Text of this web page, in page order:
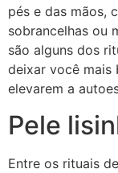
pés e das mãos,
sobrancelhas ou
são alguns dos
deixar você mais
elevarem a
Pele
Entre os rituais